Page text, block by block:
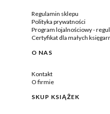
Regulamin sklepu
Polityka prywatności
Program lojalnościowy -
Certyfikat dla małych
O NAS
Kontakt
O firmie
SKUP KSIĄŻEK